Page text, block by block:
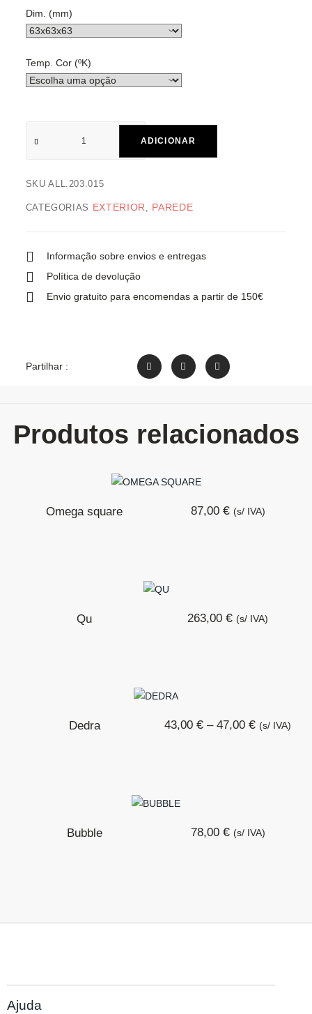
Dim. (mm)
Temp. Cor (ºK)
ADICIONAR
SKUALL.203.015
CATEGORIAS EXTERIOR , PAREDE
Informação sobre envios e entregas
Política de devolução
Envio gratuito para encomendas a partir de 150€
Partilhar :
Produtos relacionados
Omega square 87,00 € (s/ IVA)
Qu 263,00 € (s/ IVA)
Dedra 43,00 € – 47,00 € (s/ IVA)
Bubble 78,00 € (s/ IVA)
Ajuda